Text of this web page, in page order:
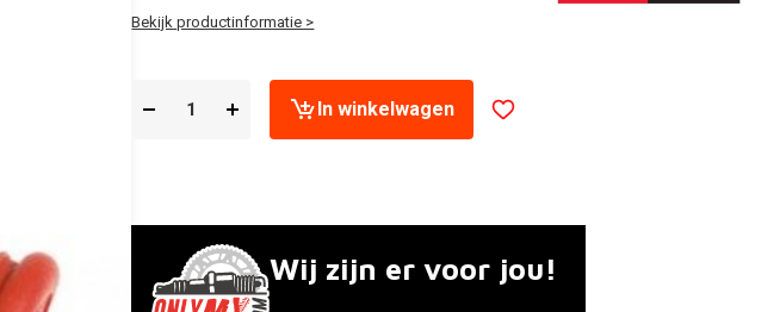
Bekijk productinformatie >
In winkelwagen
Wij zijn er voor jou!